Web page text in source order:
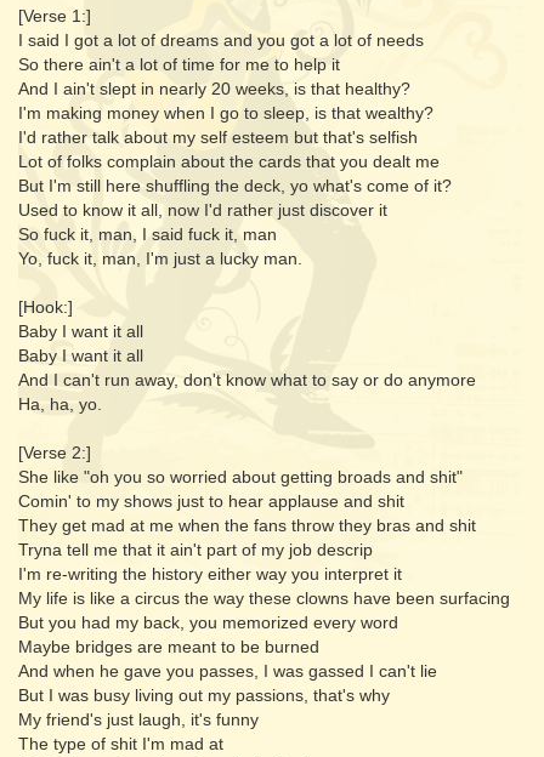
[Verse 1:]
I said I got a lot of dreams and you got a lot of needs
So there ain't a lot of time for me to help it
And I ain't slept in nearly 20 weeks, is that healthy?
I'm making money when I go to sleep, is that wealthy?
I'd rather talk about my self esteem but that's selfish
Lot of folks complain about the cards that you dealt me
But I'm still here shuffling the deck, yo what's come of it?
Used to know it all, now I'd rather just discover it
So fuck it, man, I said fuck it, man
Yo, fuck it, man, I'm just a lucky man.
[Hook:]
Baby I want it all
Baby I want it all
And I can't run away, don't know what to say or do anymore
Ha, ha, yo.
[Verse 2:]
She like "oh you so worried about getting broads and shit"
Comin' to my shows just to hear applause and shit
They get mad at me when the fans throw they bras and shit
Tryna tell me that it ain't part of my job descrip
I'm re-writing the history either way you interpret it
My life is like a circus the way these clowns have been surfacing
But you had my back, you memorized every word
Maybe bridges are meant to be burned
And when he gave you passes, I was gassed I can't lie
But I was busy living out my passions, that's why
My friend's just laugh, it's funny
The type of shit I'm mad at